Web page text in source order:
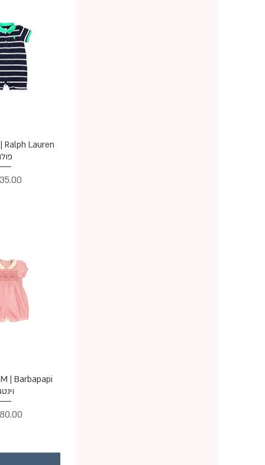
תצוגה
פולו
מחיר
תצוגה
מחיר